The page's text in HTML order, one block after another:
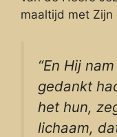
maaltijd met Zijn
“En Hij
gedankt
het hun,
lichaam,